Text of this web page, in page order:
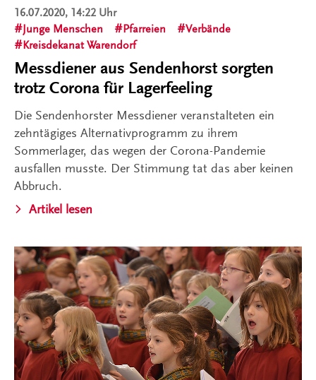
16.07.2020, 14:22 Uhr
Junge Menschen
Pfarreien
Verbände
Kreisdekanat Warendorf
Messdiener aus Sendenhorst sorgten
trotz Corona für Lagerfeeling
Die Sendenhorster Messdiener veranstalteten ein
zehntägiges Alternativprogramm zu ihrem
Sommerlager, das wegen der Corona-Pandemie
ausfallen musste. Der Stimmung tat das aber keinen
Abbruch.
Artikel lesen